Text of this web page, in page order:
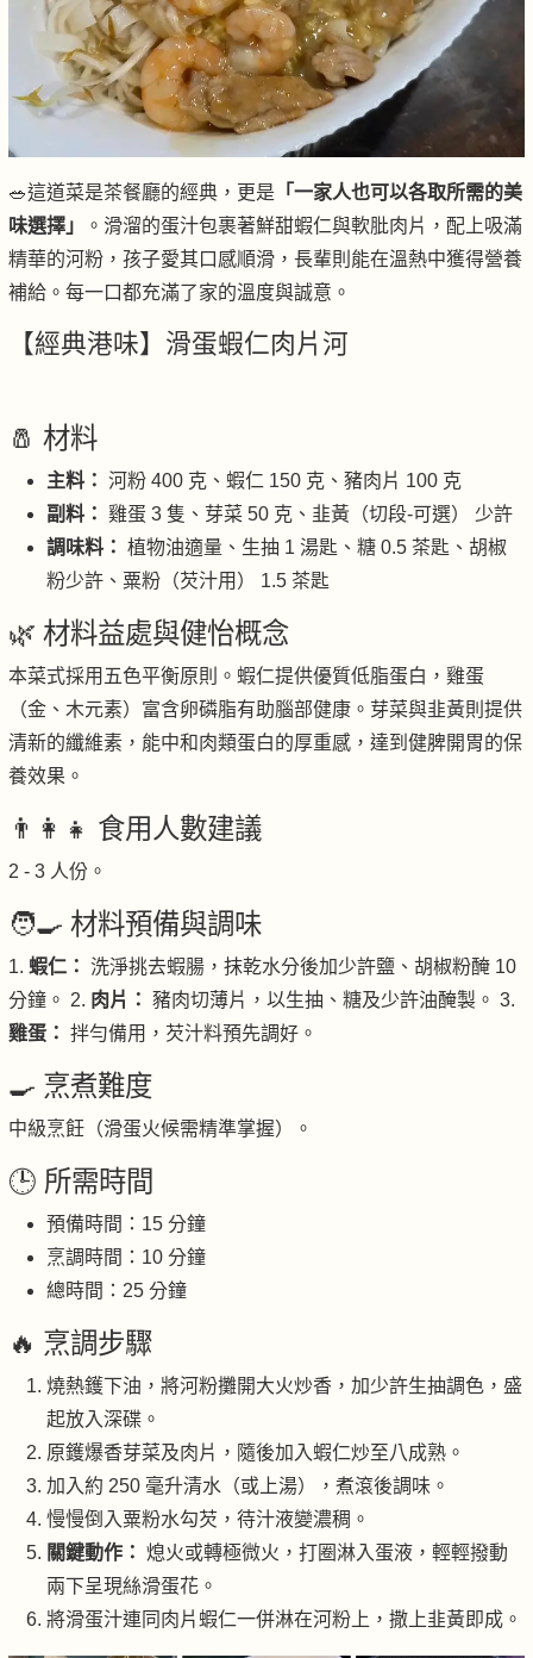
🥗這道菜是茶餐廳的經典，更是 「一家人也可以各取所需的美
味選擇」
。滑溜的蛋汁包裹著鮮甜蝦仁與軟肶肉片，配上吸滿
精華的河粉，孩子愛其口感順滑，長輩則能在溫熱中獲得營養
補給。每一口都充滿了家的溫度與誠意。
【經典港味】滑蛋蝦仁肉片河
🧂 材料
主料： 河粉 400 克、蝦仁 150 克、豬肉片 100 克
副料： 雞蛋 3 隻、芽菜 50 克、韭黃（切段-可選） 少許
調味料： 植物油適量、生抽 1 湯匙、糖 0.5 茶匙、胡椒
粉少許、粟粉（芡汁用） 1.5 茶匙
🌿 材料益處與健怡概念
本菜式採用五色平衡原則。蝦仁提供優質低脂蛋白，雞蛋
（金、木元素）富含卵磷脂有助腦部健康。芽菜與韭黃則提供
清新的纖維素，能中和肉類蛋白的厚重感，達到健脾開胃的保
養效果。
👨‍👩‍👧 食用人數建議
2 - 3 人份。
🧑‍🍳 材料預備與調味
1. 蝦仁： 洗淨挑去蝦腸，抹乾水分後加少許鹽、胡椒粉醃 10
分鐘。 2. 肉片： 豬肉切薄片，以生抽、糖及少許油醃製。 3.
雞蛋： 拌勻備用，芡汁料預先調好。
🍳 烹煮難度
中級烹飪（滑蛋火候需精準掌握）。
🕒 所需時間
預備時間：15 分鐘
烹調時間：10 分鐘
總時間：25 分鐘
🔥 烹調步驟
燒熱鑊下油，將河粉攤開大火炒香，加少許生抽調色，盛
起放入深碟。
原鑊爆香芽菜及肉片，隨後加入蝦仁炒至八成熟。
加入約 250 毫升清水（或上湯），煮滾後調味。
慢慢倒入粟粉水勾芡，待汁液變濃稠。
關鍵動作： 熄火或轉極微火，打圈淋入蛋液，輕輕撥動
兩下呈現絲滑蛋花。
將滑蛋汁連同肉片蝦仁一併淋在河粉上，撒上韭黃即成。